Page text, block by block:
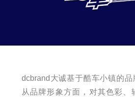
dcbrand大诚基于酷车小镇的品
从品牌形象方面，对其色彩、